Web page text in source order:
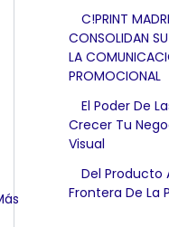
C!PRINT
CONSOLIDAN
LA
PROMOCIONAL
El Poder De
Crecer Tu
Visual
Del Producto
Frontera De La